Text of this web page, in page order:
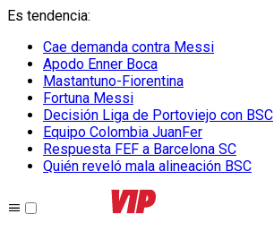
Es tendencia:
Cae demanda contra Messi
Apodo Enner Boca
Mastantuno-Fiorentina
Fortuna Messi
Decisión Liga de Portoviejo con BSC
Equipo Colombia JuanFer
Respuesta FEF a Barcelona SC
Quién reveló mala alineación BSC